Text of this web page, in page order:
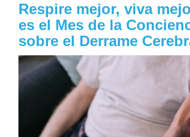
Respire mejor, viva
es el Mes de la
sobre el Derrame